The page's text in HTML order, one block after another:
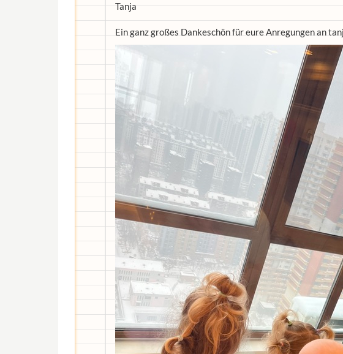
Tanja
Ein ganz großes Dankeschön für eure Anregungen an